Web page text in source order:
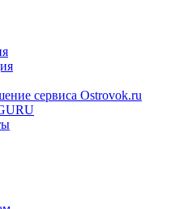
сервиса Ostrovok.ru